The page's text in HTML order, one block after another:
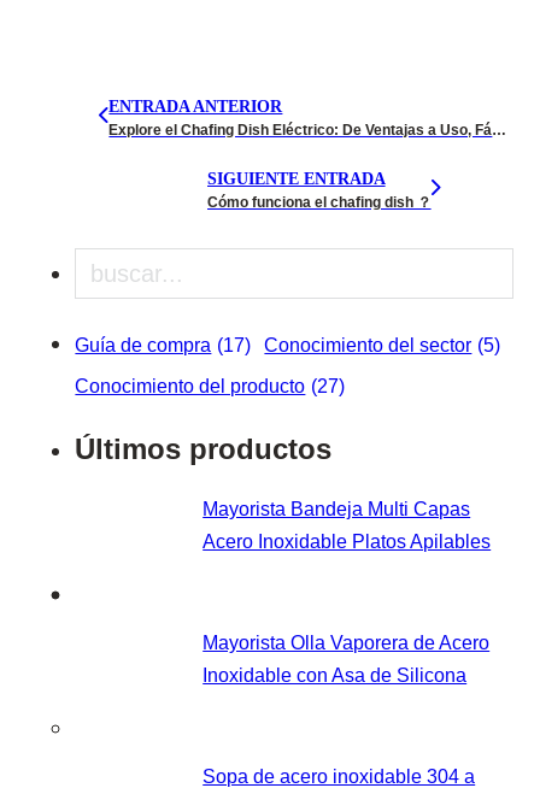
ENTRADA ANTERIOR
Explore el Chafing Dish Eléctrico: De Ventajas a Uso, Fácil de Dominar
SIGUIENTE ENTRADA
Cómo funciona el chafing dish ？
Buscar en
Guía de compra (17) Conocimiento del sector (5)
Conocimiento del producto (27)
Últimos productos
Mayorista Bandeja Multi Capas
Acero Inoxidable Platos Apilables
Mayorista Olla Vaporera de Acero
Inoxidable con Asa de Silicona
Sopa de acero inoxidable 304 a